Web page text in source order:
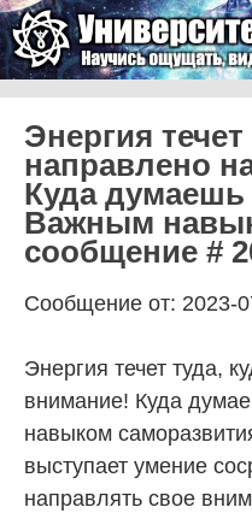
Энергия
направлено
Куда думаешь
Важным
сообщение #
Сообщение от: 2023-
Энергия течет туда,
внимание! Куда
навыком
выступает умение
направлять свое